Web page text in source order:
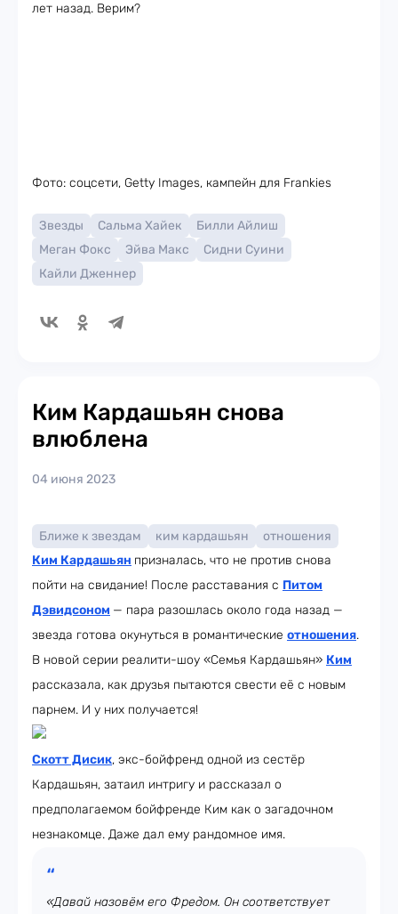
лет назад. Верим?
Фото: соцсети, Getty Images, кампейн для Frankies
Звезды Сальма Хайек
Билли Айлиш
Меган Фокс
Эйва Макс
Сидни Суини
Кайли Дженнер
Ким Кардашьян снова
влюблена
04 июня 2023
Ближе к звездам ким кардашьян
отношения
Ким Кардашьян призналась, что не против снова
пойти на свидание! После расставания с Питом
Дэвидсоном — пара разошлась около года назад —
звезда готова окунуться в романтические отношения.
В новой серии реалити-шоу «Семья Кардашьян» Ким
рассказала, как друзья пытаются свести её с новым
парнем. И у них получается!
Скотт Дисик, экс-бойфренд одной из сестёр
Кардашьян, затаил интригу и рассказал о
предполагаемом бойфренде Ким как о загадочном
незнакомце. Даже дал ему рандомное имя.
«Давай назовём его Фредом. Он соответствует